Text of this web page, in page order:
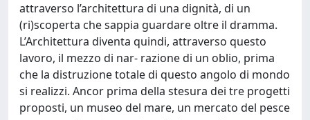
attraverso l’architettura di una dignità, di un
(ri)scoperta che sappia guardare oltre il dramma.
L’Architettura diventa quindi, attraverso questo
lavoro, il mezzo di nar- razione di un oblio, prima
che la distruzione totale di questo angolo di mondo
si realizzi. Ancor prima della stesura dei tre progetti
proposti, un museo del mare, un mercato del pesce